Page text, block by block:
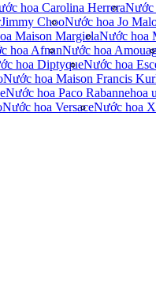
hoa Carolina HerreraNước
Jimmy ChooNước hoa Jo
Maison MargielaNước hoa
hoa AfnanNước hoa
hoa DiptyqueNước hoa
Nước hoa Maison Francis
Nước hoa Paco Rabanne
Nước hoa VersaceNước hoa
hoa